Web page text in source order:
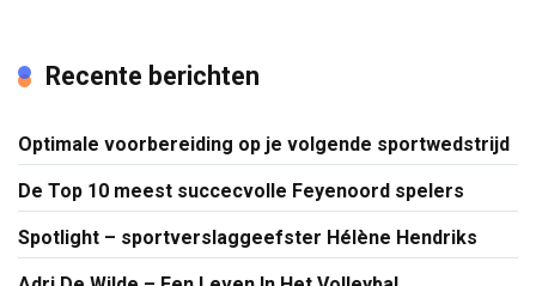
Recente berichten
Optimale voorbereiding op je volgende sportwedstrijd
De Top 10 meest succecvolle Feyenoord spelers
Spotlight – sportverslaggeefster Hélène Hendriks